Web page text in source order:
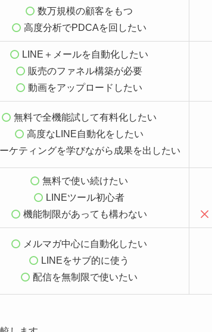
数万規模の顧客をもつ
高度分析でPDCAを回したい
LINE＋メールを自動化したい
販売のファネル構築が必要
動画をアップロードしたい
無料で全機能試して有料化したい
高度なLINE自動化をしたい
ケティングを学びながら成果を出したい
無料で使い続けたい
LINEツール初心者
機能制限があっても構わない
メルマガ中心に自動化したい
LINEをサブ的に使う
配信を無制限で使いたい